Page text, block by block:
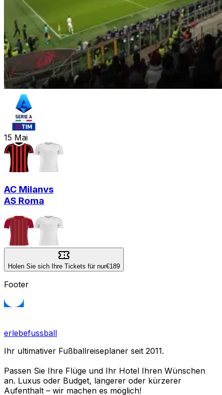
15 Mai
AC Milanvs
AS Roma
Holen Sie sich Ihre Tickets für nur€189
Footer
erlebefussball
Ihr ultimativer Fußballreiseplaner seit 2011.
Passen Sie Ihre Flüge und Ihr Hotel Ihren Wünschen
an. Luxus oder Budget, längerer oder kürzerer
Aufenthalt – wir machen es möglich!